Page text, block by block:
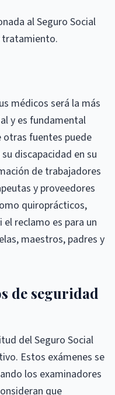
al Seguro Social
tratamiento.
médicos será la más
y es fundamental
otras fuentes puede
discapacidad en su
de trabajadores
y proveedores
quiroprácticos,
el reclamo es para un
maestros, padres y
de seguridad
del Seguro Social
Estos exámenes se
los examinadores
que